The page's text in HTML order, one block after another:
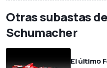
Otras subastas
Schumacher
El último